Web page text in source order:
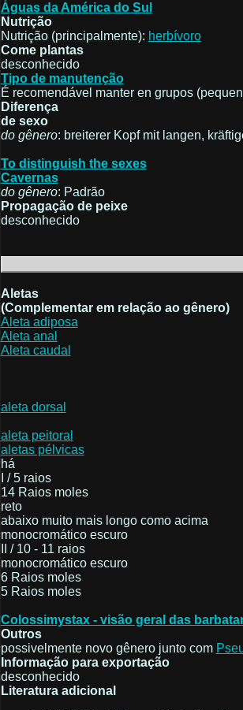
Águas da América do Sul
Nutrição
Nutrição (principalmente): herbívoro
Come plantas
desconhecido
Tipo de manutenção
É recomendável manter en grupos
Diferença
de sexo
do gênero: breiterer Kopf mit langen,
To distinguish the sexes
Cavernas
do gênero: Padrão
Propagação de peixe
desconhecido
Aletas
(Complementar em relação ao gênero)
Aleta adiposa
Aleta anal
Aleta caudal
aleta dorsal
aleta peitoral
aletas pélvicas
há
I / 5 raios
14 Raios moles
reto
abaixo muito mais longo como acima
monocromático escuro
II / 10 - 11 raios
monocromático escuro
6 Raios moles
5 Raios moles
Colossimystax - visão geral das
Outros
possivelmente novo gênero junto com
Informação para exportação
desconhecido
Literatura adicional